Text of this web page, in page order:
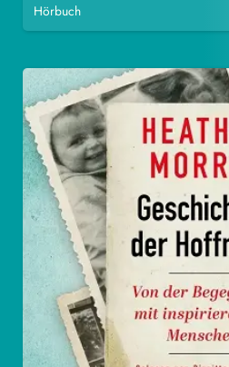
Hörbuch